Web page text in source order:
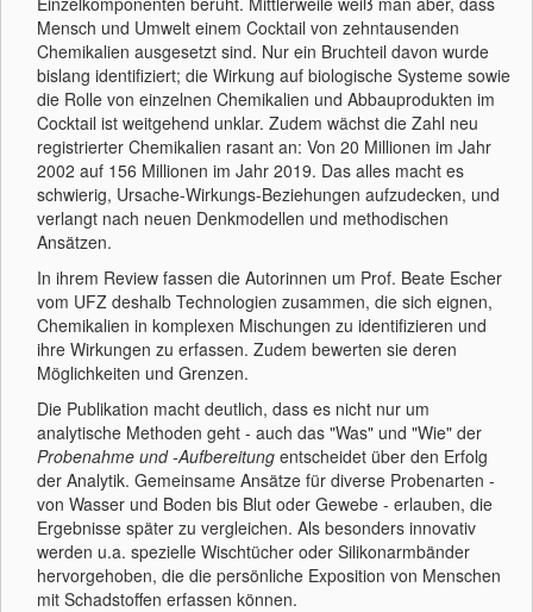
Mensch und Umwelt einem Cocktail von zehntausenden
Chemikalien ausgesetzt sind. Nur ein Bruchteil davon wurde
bislang identifiziert; die Wirkung auf biologische Systeme sowie
die Rolle von einzelnen Chemikalien und Abbauprodukten im
Cocktail ist weitgehend unklar. Zudem wächst die Zahl neu
registrierter Chemikalien rasant an: Von 20 Millionen im Jahr
2002 auf 156 Millionen im Jahr 2019. Das alles macht es
schwierig, Ursache-Wirkungs-Beziehungen aufzudecken, und
verlangt nach neuen Denkmodellen und methodischen
Ansätzen.
In ihrem Review fassen die Autorinnen um Prof. Beate Escher
vom UFZ deshalb Technologien zusammen, die sich eignen,
Chemikalien in komplexen Mischungen zu identifizieren und
ihre Wirkungen zu erfassen. Zudem bewerten sie deren
Möglichkeiten und Grenzen.
Die Publikation macht deutlich, dass es nicht nur um
analytische Methoden geht - auch das "Was" und "Wie" der
Probenahme und -Aufbereitung entscheidet über den Erfolg
der Analytik. Gemeinsame Ansätze für diverse Probenarten -
von Wasser und Boden bis Blut oder Gewebe - erlauben, die
Ergebnisse später zu vergleichen. Als besonders innovativ
werden u.a. spezielle Wischtücher oder Silikonarmbänder
hervorgehoben, die die persönliche Exposition von Menschen
mit Schadstoffen erfassen können.